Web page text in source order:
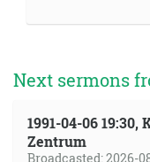
Next sermons
1991-04-06
Zentrum
Broadcasted: 2026-